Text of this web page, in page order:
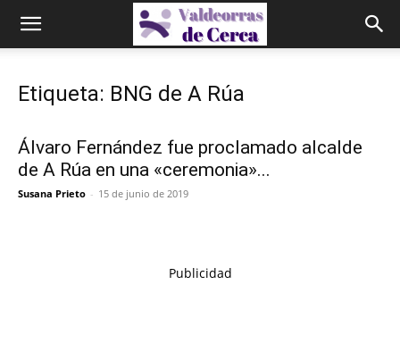
Etiqueta: BNG de A Rúa
Álvaro Fernández fue proclamado alcalde
de A Rúa en una «ceremonia»...
Susana Prieto - 15 de junio de 2019
Publicidad